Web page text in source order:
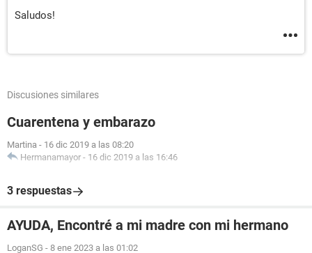
Saludos!
Discusiones similares
Cuarentena y embarazo
Martina - 16 dic 2019 a las 08:20
Hermanamayor - 16 dic 2019 a las 16:46
3 respuestas
AYUDA, Encontré a mi madre con mi hermano
LoganSG - 8 ene 2023 a las 01:02